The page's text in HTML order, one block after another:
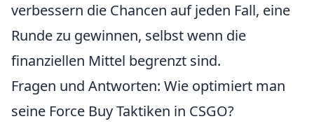
verbessern die Chancen auf jeden Fall, eine
Runde zu gewinnen, selbst wenn die
finanziellen Mittel begrenzt sind.
Fragen und Antworten: Wie optimiert man
seine Force Buy Taktiken in CSGO?